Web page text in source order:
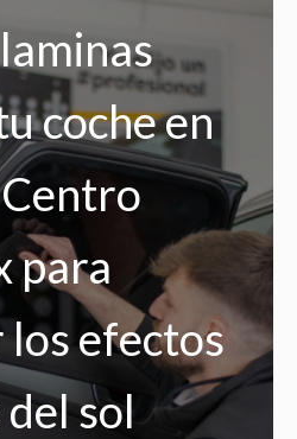
coche en
para
efectos
sol